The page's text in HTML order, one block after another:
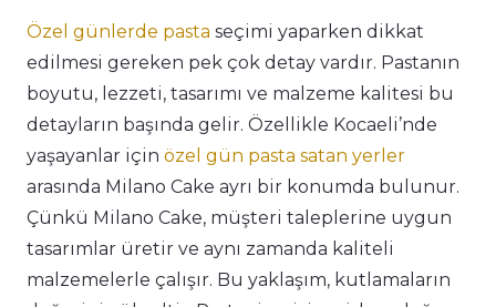
Özel günlerde pasta seçimi yaparken dikkat
edilmesi gereken pek çok detay vardır. Pastanın
boyutu, lezzeti, tasarımı ve malzeme kalitesi bu
detayların başında gelir. Özellikle Kocaeli’nde
yaşayanlar için özel gün pasta satan yerler
arasında Milano Cake ayrı bir konumda bulunur.
Çünkü Milano Cake, müşteri taleplerine uygun
tasarımlar üretir ve aynı zamanda kaliteli
malzemelerle çalışır. Bu yaklaşım, kutlamaların